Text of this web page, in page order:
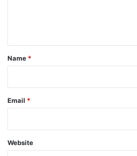
*
Name *
Email *
Website